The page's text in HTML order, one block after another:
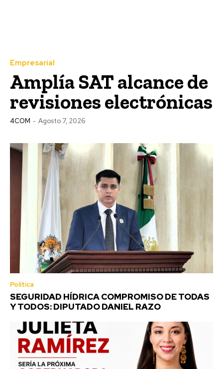
Empresarial
Amplía SAT alcance de
revisiones electrónicas
4COM - Agosto 7, 2026
Política
SEGURIDAD HÍDRICA COMPROMISO DE TODAS
Y TODOS: DIPUTADO DANIEL RAZO